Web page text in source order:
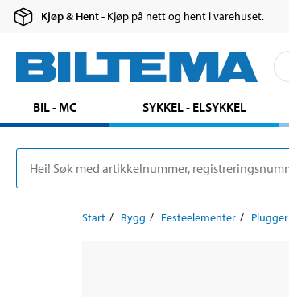
Kjøp & Hent- Kjøp på nett og hent i varehuset.
BIL - MC SYKKEL - ELSYKKEL
Start Bygg Festeelementer Plugger